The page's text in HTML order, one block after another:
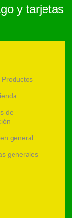
y tarjetas
Productos
de
general
generales